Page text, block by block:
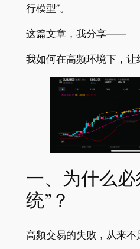
行模型”。
这篇文章，我分享——
我如何在高频环境下，让
一、为什么
统”？
高频交易的失败，从来不